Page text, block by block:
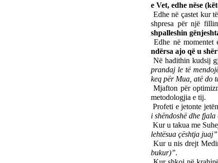
e Vet, edhe nëse
Edhe në çastet kur
shpresa për një
shpalleshin
Edhe në
ndërsa ajo që u
Në hadithin kudsij
prandaj le të
keq për Mua, atë do
Mjafton për
metodologjia e tij.
Profeti e jetonte
i shëndoshë dhe
Kur u takua me
lehtësua çështja juaj”
Kur u nis drejt
bukur)”.